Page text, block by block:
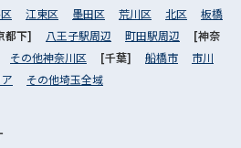
江東区 墨田区 荒川区 北区
板橋
都下] 八王子駅周辺 町田駅周辺
[神奈
その他神奈川区 [千葉] 船橋市
市川
その他埼玉全域